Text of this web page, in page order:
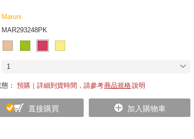
的設計本來就相當追求建築結構、人與大自然三者必須完美融合
合他們發揮的題目了。賓客優游穿梭，整座亭子如一縷蒸氣輕煙
這裡接待大家的，正是蹦蹦跳跳的 SANAA 兔子椅！仔細觀察兔
限，沒想到木質兔耳的彈性還是相當舒適，讓人體會出 SANAA
兔子椅可以放在玄關當作穿鞋椅，或是輕巧地帶到沙發旁，看雜
你端著茶。有時候移到房間擺上小盆栽，放在床邊為明日早晨醒
Maruni
MAR293248PK
1
： 預購｜詳細到貨時間，請參考商品規格說明
直接購買 加入購物車